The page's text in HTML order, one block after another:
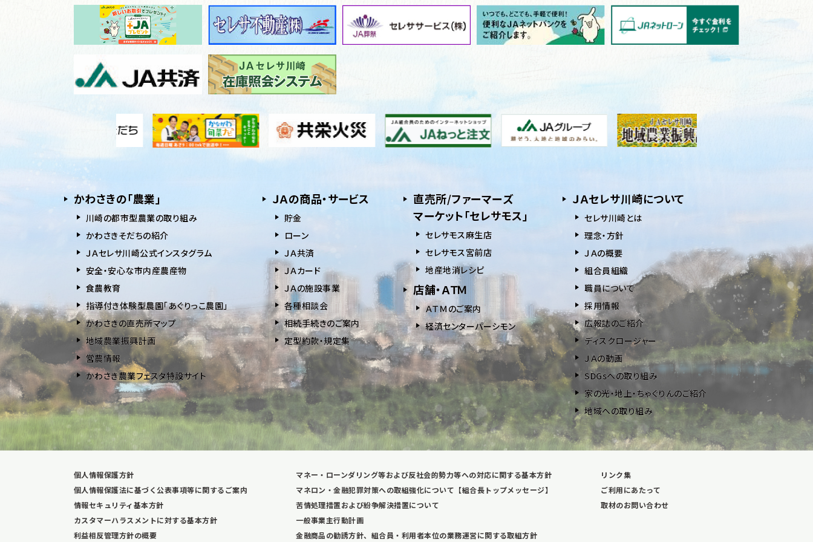
かわさきの「農業」
川崎の都市型農業の取り組み
かわさきそだちの紹介
ＪＡセレサ川崎公式インスタグラム
安全・安⼼な市内産農産物
⾷農教育
指導付き体験型農園「あぐりっこ農園」
かわさきの直売所マップ
地域農業振興計画
営農情報
かわさき農業フェスタ特設サイト
ＪＡの商品・サービス
貯⾦
ローン
ＪＡ共済
ＪＡカード
ＪＡの施設事業
各種相談会
相続⼿続きのご案内
定型約款・規定集
直売所/ファーマーズ
マーケット「セレサモス」
セレサモス麻生店
セレサモス宮前店
地産地消レシピ
店舗・ＡＴＭ
ＡＴＭのご案内
経済センターパーシモン
ＪＡセレサ川崎について
セレサ川崎とは
理念・方針
ＪＡの概要
組合員組織
職員について
採用情報
広報誌のご紹介
ディスクロージャー
ＪＡの動画
SDGsへの取り組み
家の光・地上・ちゃぐりんのご紹介
地域への取り組み
個人情報保護方針
個人情報保護法に基づく公表事項等に関するご案内
情報セキュリティ基本方針
カスタマーハラスメントに対する基本方針
利益相反管理方針の概要
マネー・ローンダリング等および反社会的勢力等への対応に関する基本方針
マネロン・金融犯罪対策への取組強化について【組合長トップメッセージ】
苦情処理措置および紛争解決措置について
一般事業主行動計画
金融商品の勧誘方針、組合員・利用者本位の業務運営に関する取組方針
リンク集
ご利用にあたって
取材のお問い合わせ